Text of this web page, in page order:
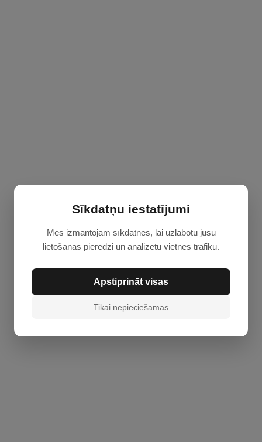
Sīkdatņu iestatījumi
Mēs izmantojam sīkdatnes, lai uzlabotu jūsu
lietošanas pieredzi un analizētu vietnes trafiku.
Apstiprināt visas
Tikai nepieciešamās